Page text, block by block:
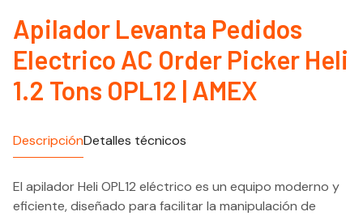
Apilador Levanta Pedidos
Electrico AC Order Picker Heli
1.2 Tons OPL12 | AMEX
DescripciónDetalles técnicos
El apilador Heli OPL12 eléctrico es un equipo moderno y
eficiente, diseñado para facilitar la manipulación de